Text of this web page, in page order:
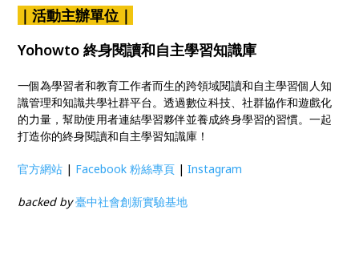
｜活動主辦單位｜
Yohowto 終身閱讀和自主學習知識庫
一個為學習者和教育工作者而生的跨領域閱讀和自主學習個人知
識管理和知識共學社群平台。透過數位科技、社群協作和遊戲化
的力量，幫助使用者連結學習夥伴並養成終身學習的習慣。一起
打造你的終身閱讀和自主學習知識庫！
官方網站 | Facebook 粉絲專頁 |Instagram
backed by 臺中社會創新實驗基地